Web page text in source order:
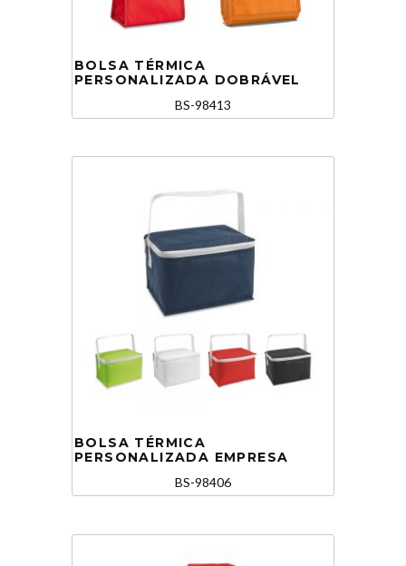
BOLSA TÉRMICA
PERSONALIZADA DOBRÁVEL
BS-98413
BOLSA TÉRMICA
PERSONALIZADA EMPRESA
BS-98406